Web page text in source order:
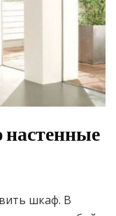
шкаф. В